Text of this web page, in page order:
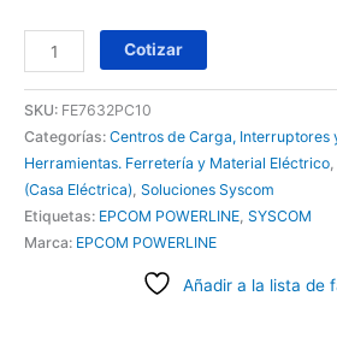
Cotizar
SKU: FE7632PC10
Categorías: Centros de Carga, Interruptores
Herramientas. Ferretería y Material Eléctrico,
(Casa Eléctrica), Soluciones Syscom
Etiquetas: EPCOM POWERLINE, SYSCOM
Marca: EPCOM POWERLINE
Añadir a la lista de